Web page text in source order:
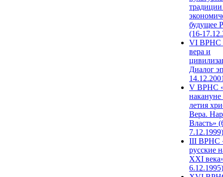
будущее
(16-
VI ВРНС
вера и
Диалог
V ВРНС
накануне
летия
Вера.
Власть»
7.12.1999)
III ВРНС
русские
XXI
6.12.1995)